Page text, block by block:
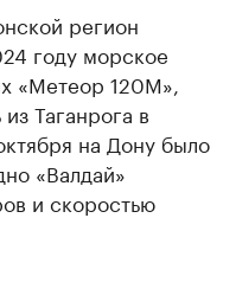
регион
году морское
«Метеор 120М»,
Таганрога в
на Дону было
«Валдай»
и скоростью